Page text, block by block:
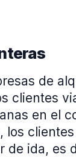
de
clientes
en el
los
de ida, es